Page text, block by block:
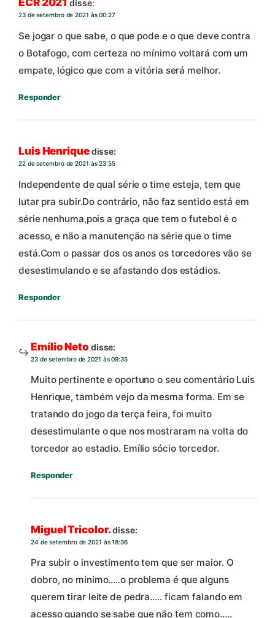
ECR 2021 disse:
23 de setembro de 2021 às 00:27
Se jogar o que sabe, o que pode e o que deve contra
o Botafogo, com certeza no mínimo voltará com um
empate, lógico que com a vitória será melhor.
Responder
Luis Henriquedisse:
22 de setembro de 2021 às 23:55
Independente de qual série o time esteja, tem que
lutar pra subir.Do contrário, não faz sentido está em
série nenhuma,pois a graça que tem o futebol é o
acesso, e não a manutenção na série que o time
está.Com o passar dos os anos os torcedores vão se
desestimulando e se afastando dos estádios.
Responder
Emílio Neto disse:
23 de setembro de 2021 às 09:35
Muito pertinente e oportuno o seu comentário Luis
Henrique, também vejo da mesma forma. Em se
tratando do jogo da terça feira, foi muito
desestimulante o que nos mostraram na volta do
torcedor ao estadio. Emílio sócio torcedor.
Responder
Miguel Tricolor.disse:
24 de setembro de 2021 às 18:36
Pra subir o investimento tem que ser maior. O
dobro, no mínimo…..o problema é que alguns
querem tirar leite de pedra….. ficam falando em
acesso quando se sabe que não tem como…..